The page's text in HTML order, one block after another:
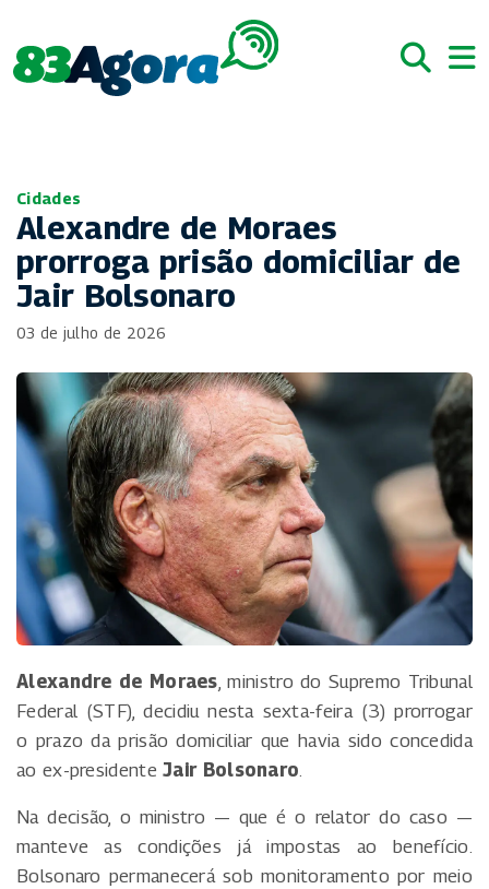
Cidades
Alexandre de Moraes
prorroga prisão domiciliar de
Jair Bolsonaro
03 de julho de 2026
Alexandre de Moraes, ministro do Supremo Tribunal
Federal (STF), decidiu nesta sexta-feira (3) prorrogar
o prazo da prisão domiciliar que havia sido concedida
ao ex-presidenteJair Bolsonaro.
Na decisão, o ministro — que é o relator do caso —
manteve as condições já impostas ao benefício.
Bolsonaro permanecerá sob monitoramento por meio